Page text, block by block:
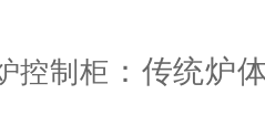
控制柜 ：传统炉